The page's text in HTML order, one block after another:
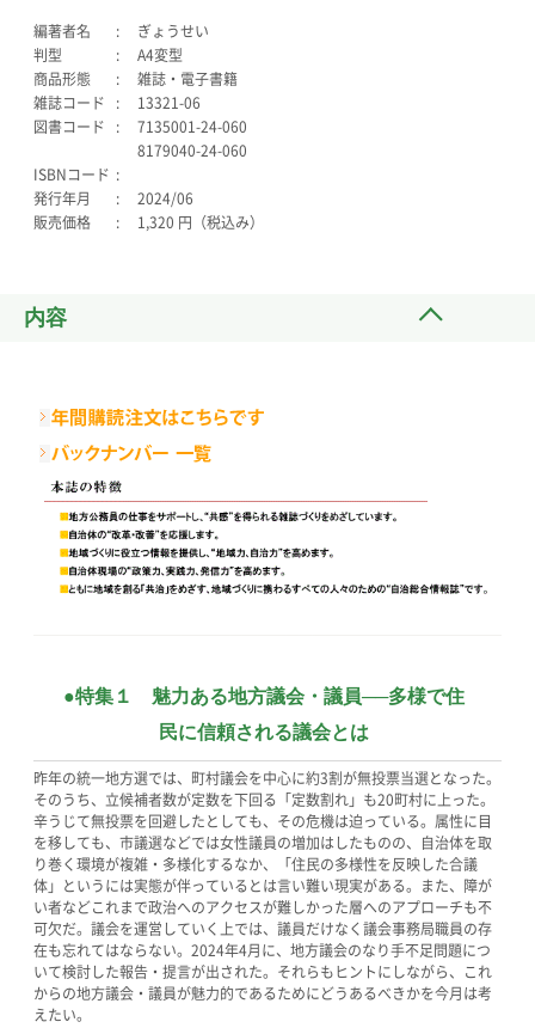
編著者名
ぎょうせい
判型
A4変型
商品形態
雑誌・電子書籍
雑誌コード
13321-06
図書コード
7135001-24-060
8179040-24-060
ISBNコード
発行年月
2024/06
販売価格
1,320 円（税込み）
内容
●特集１ 魅力ある地方議会・議員──多様で住
民に信頼される議会とは
昨年の統一地方選では、町村議会を中心に約3割が無投票当選となった。
そのうち、立候補者数が定数を下回る「定数割れ」も20町村に上った。
辛うじて無投票を回避したとしても、その危機は迫っている。属性に目
を移しても、市議選などでは女性議員の増加はしたものの、自治体を取
り巻く環境が複雑・多様化するなか、「住民の多様性を反映した合議
体」というには実態が伴っているとは言い難い現実がある。また、障が
い者などこれまで政治へのアクセスが難しかった層へのアプローチも不
可欠だ。議会を運営していく上では、議員だけなく議会事務局職員の存
在も忘れてはならない。2024年4月に、地方議会のなり手不足問題につ
いて検討した報告・提言が出された。それらもヒントにしながら、これ
からの地方議会・議員が魅力的であるためにどうあるべきかを今月は考
えたい。